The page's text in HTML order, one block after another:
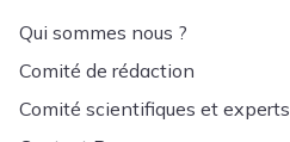
Qui sommes nous ?
Comité de rédaction
Comité scientifiques et experts